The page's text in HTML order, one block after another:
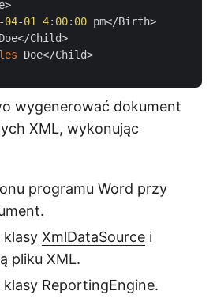
-04-01 4: 00: 00 pm</Birth>
Child>
wygenerować dokument
XML, wykonując
programu Word przy
XmlDataSource i
pliku XML.
ReportingEngine.